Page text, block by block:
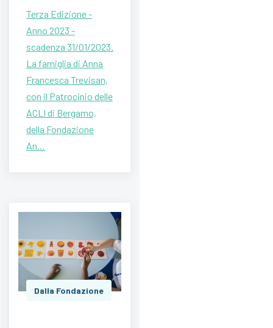
Terza Edizione -
Anno 2023 -
scadenza 31/01/2023.
La famiglia di Anna
Francesca Trevisan,
con il Patrocinio delle
ACLI di Bergamo,
della Fondazione
An…
Dalla Fondazione